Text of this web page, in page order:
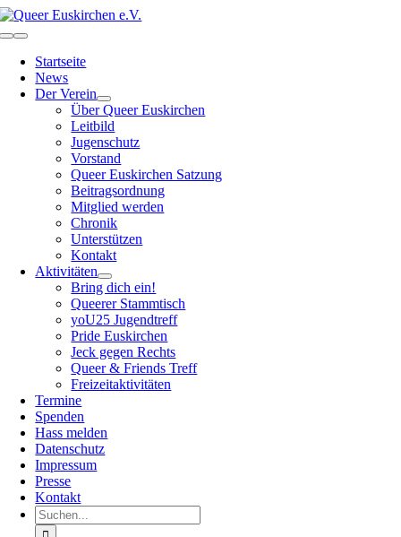
Zum
Inhalt
Toggle
NavigationStartseite
News
Der Verein
Über Queer Euskirchen
Leitbild
Jugenschutz
Vorstand
Queer Euskirchen Satzung
Beitragsordnung
Mitglied werden
Chronik
Unterstützen
Kontakt
Aktivitäten
Bring dich ein!
Queerer Stammtisch
yoU25 Jugendtreff
Pride Euskirchen
Jeck gegen Rechts
Queer & Friends Treff
Freizeitaktivitäten
Termine
Spenden
Hass melden
Datenschutz
Impressum
Presse
Kontakt
Suche
nach: